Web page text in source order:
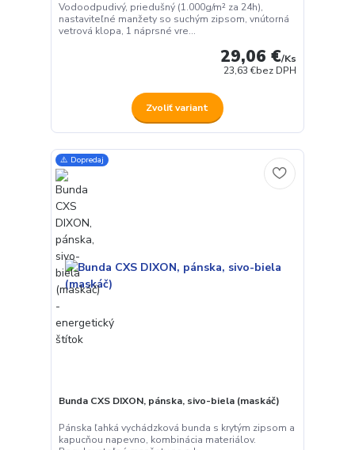
Vodoodpudivý, priedušný (1.000g/m² za 24h),
nastaviteľné manžety so suchým zipsom, vnútorná
vetrová klopa, 1 náprsné vre...
29,06 €/Ks
23,63 €bez DPH
Zvoliť variant
⚠️ Dopredaj
Bunda CXS DIXON, pánska, sivo-biela (maskáč)
Pánska ľahká vychádzková bunda s krytým zipsom a
kapucňou napevno, kombinácia materiálov.